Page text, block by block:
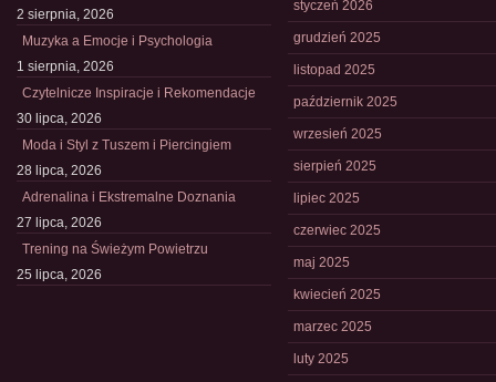
2 sierpnia, 2026
Muzyka a Emocje i Psychologia
1 sierpnia, 2026
Czytelnicze Inspiracje i Rekomendacje
30 lipca, 2026
Moda i Styl z Tuszem i Piercingiem
28 lipca, 2026
Adrenalina i Ekstremalne Doznania
27 lipca, 2026
Trening na Świeżym Powietrzu
25 lipca, 2026
styczeń 2026
grudzień 2025
listopad 2025
październik 2025
wrzesień 2025
sierpień 2025
lipiec 2025
czerwiec 2025
maj 2025
kwiecień 2025
marzec 2025
luty 2025